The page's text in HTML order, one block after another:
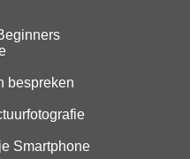
bespreken
Smartphone